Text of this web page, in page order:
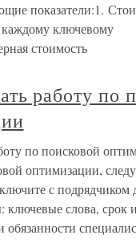
показатели:1.
ключевому
стоимость
работу по
по поисковой
оптимизации,
с подрядчиком
ключевые слова, срок
обязанности